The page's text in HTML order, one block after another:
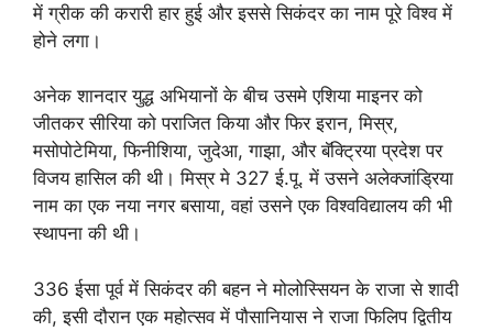
में ग्रीक की करारी हार हुई और इससे सिकंदर का नाम पूरे विश्व में
होने लगा।
अनेक शानदार युद्ध अभियानों के बीच उसमे एशिया माइनर को
जीतकर सीरिया को पराजित किया और फिर इरान, मिस्र,
मसोपोटेमिया, फिनीशिया, जुदेआ, गाझा, और बॅक्ट्रिया प्रदेश पर
विजय हासिल की थी। मिस्र मे 327 ई.पू. में उसने अलेक्जांड्रिया
नाम का एक नया नगर बसाया, वहां उसने एक विश्वविद्यालय की भी
स्थापना की थी।
336 ईसा पूर्व में सिकंदर की बहन ने मोलोस्सियन के राजा से शादी
की, इसी दौरान एक महोत्सव में पौसानियास ने राजा फिलिप द्वितीय